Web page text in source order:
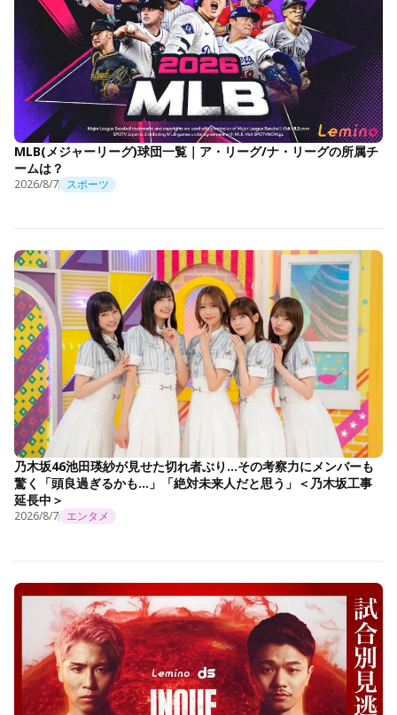
MLB(メジャーリーグ)球団一覧｜ア・リーグ/ナ・リーグの所属チ
ームは？
2026/8/7 スポーツ
乃木坂46池田瑛紗が見せた切れ者ぶり…その考察力にメンバーも
驚く「頭良過ぎるかも…」「絶対未来人だと思う」＜乃木坂工事
延長中＞
2026/8/7 エンタメ